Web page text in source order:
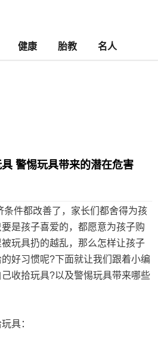
健康 胎教 名人
警惕玩具带来的潜在危害
件都改善了，家长们都舍得为孩
是孩子喜爱的，都愿意为孩子购
玩具扔的越乱，那么怎样让孩子
好习惯呢?下面就让我们跟着小编
收拾玩具?以及警惕玩具带来哪些
具：